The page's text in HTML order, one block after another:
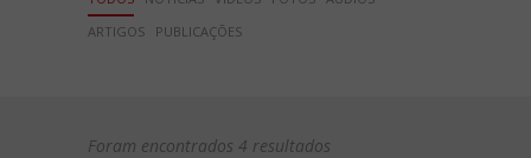
ARTIGOS
PUBLICAÇÕES
Foram encontrados 4 resultados